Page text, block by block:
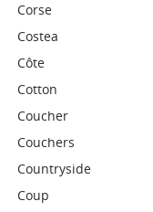
Corse
Costea
Côte
Cotton
Coucher
Couchers
Countryside
Coup